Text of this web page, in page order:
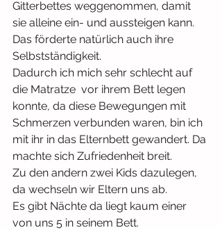
Gitterbettes weggenommen, damit
sie alleine ein- und aussteigen kann.
Das förderte natürlich auch ihre
Selbstständigkeit.
Dadurch ich mich sehr schlecht auf
die Matratze  vor ihrem Bett legen
konnte, da diese Bewegungen mit
Schmerzen verbunden waren, bin ich
mit ihr in das Elternbett gewandert. Da
machte sich Zufriedenheit breit.
Zu den andern zwei Kids dazulegen,
da wechseln wir Eltern uns ab.
Es gibt Nächte da liegt kaum einer
von uns 5 in seinem Bett.